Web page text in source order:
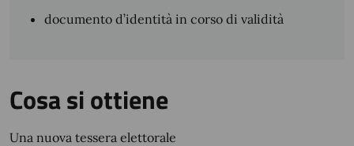
documento d’identità in corso di validità
Cosa si ottiene
Una nuova tessera elettorale